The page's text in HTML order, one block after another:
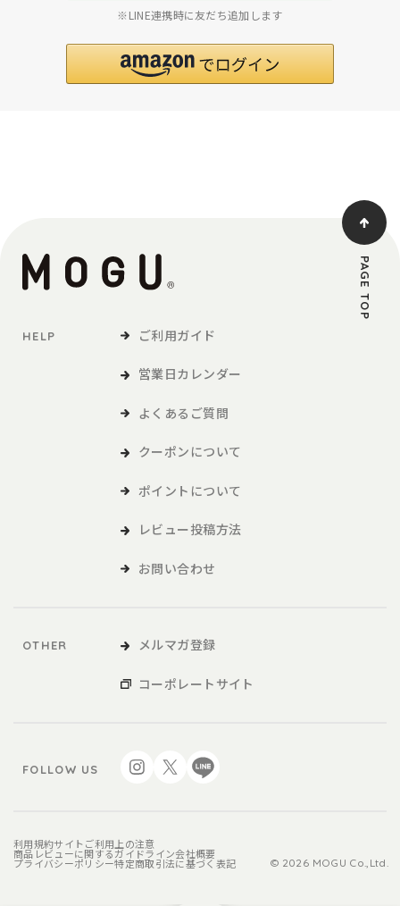
※LINE連携時に友だち追加します
HELP ご利用ガイド
営業日カレンダー
よくあるご質問
クーポンについて
ポイントについて
レビュー投稿方法
お問い合わせ
OTHER メルマガ登録
コーポレートサイト
FOLLOW US
利用規約サイトご利用上の注意
商品レビューに関するガイドライン会社概要
プライバシーポリシー特定商取引法に基づく表記 © 2026 MOGU Co.,Ltd.
PAGE TOP